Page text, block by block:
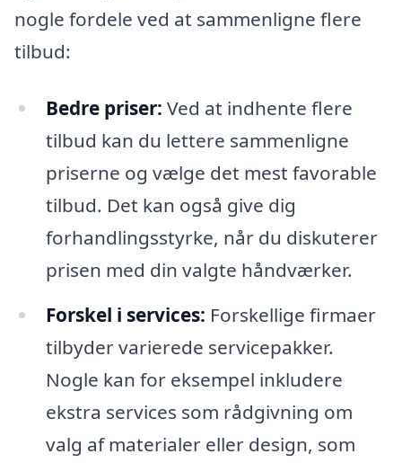
nogle fordele ved at sammenligne flere
tilbud:
Bedre priser: Ved at indhente flere
tilbud kan du lettere sammenligne
priserne og vælge det mest favorable
tilbud. Det kan også give dig
forhandlingsstyrke, når du diskuterer
prisen med din valgte håndværker.
Forskel i services: Forskellige firmaer
tilbyder varierede servicepakker.
Nogle kan for eksempel inkludere
ekstra services som rådgivning om
valg af materialer eller design, som